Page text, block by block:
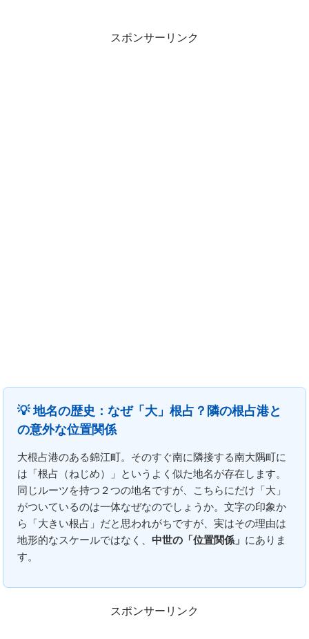
スポンサーリンク
💡 地名の歴史：なぜ「大」根占？隣の根占港と
の意外な位置関係
大根占港のある錦江町。そのすぐ南に隣接する南大隅町に
は「根占（ねじめ）」というよく似た地名が存在します。
同じルーツを持つ２つの地名ですが、こちらにだけ「大」
がついているのは一体なぜなのでしょうか。文字の印象か
ら「大きい根占」だと思われがちですが、実はその理由は
地形的なスケールではなく、 中世の「位置関係」 にありま
す。
スポンサーリンク